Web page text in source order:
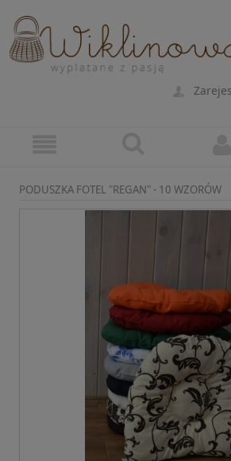
PODUSZKA FOTEL "REGAN" - 10 WZORÓW